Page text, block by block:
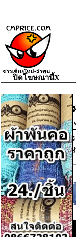
ปิดโฆษณานี้X